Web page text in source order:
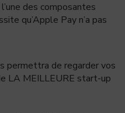
des composantes
qu’Apple Pay n’a pas
permettra de regarder vos
LA MEILLEURE start-up